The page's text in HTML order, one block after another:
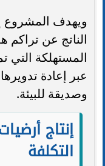
ويهدف المشروع
الناتج عن تراكم
المستهلكة التي
عبر إعادة
وصديقة للبيئة.
إنتاج
التكلفة